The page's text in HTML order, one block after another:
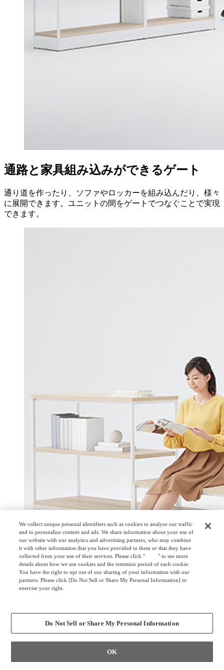
通路と家具組み込みができるゲート
通り道を作ったり、ソファやロッカーを組み込んだり、様々
に展開できます。ユニットの間をゲートでつなぐことで実現
できます。
We collect unique personal identifiers such as cookies to analyze our traffic
and to personalize content and ads. We share information about your use of
our website with our analytics and advertising partners, who may combine
it with other information that you have provided to them or that they have
collected from your use of their services. Please click "
here" to see more
details about how we use cookies and the retention period of each cookie.
You have the right to opt out of our sharing of your information with our
partners. Please click [Do Not Sell or Share My Personal Information] to
exercise your right.
Do Not Sell or Share My Personal Information
OK